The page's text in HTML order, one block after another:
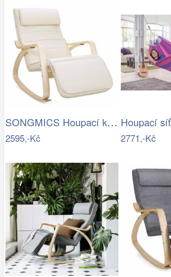
SONGMICS Houpací křeslo Ben béžové
2595,-Kč 2771,-Kč